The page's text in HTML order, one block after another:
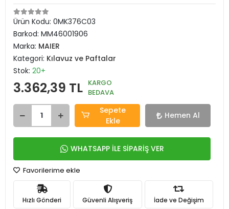
Ürün Kodu: 0MK376C03
Barkod: MM46001906
Marka: MAIER
Kategori: Kılavuz ve Paftalar
Stok: 20+
3.362,39 TL KARGO
BEDAVA
Sepete
Ekle
Hemen Al
WHATSAPP İLE SİPARİŞ VER
Favorilerime ekle
Hızlı Gönderi Güvenli Alışveriş İade ve Değişim